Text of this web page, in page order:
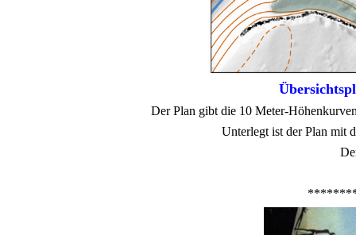
Der Plan gibt die 10 Meter-
Unterlegt ist der Plan mit